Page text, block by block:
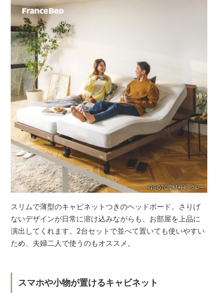
スリムで薄型のキャビネットつきのヘッドボード。さりげ
ないデザインが日常に溶け込みながらも、お部屋を上品に
演出してくれます。2台セットで並べて置いても使いやすい
ため、夫婦二人で使うのもオススメ。
スマホや小物が置けるキャビネット